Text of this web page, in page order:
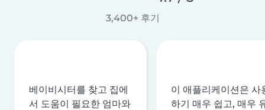
3,400+ 후기
베이비시터를 찾고 집에
서 도움이 필요한 엄마와
이 애플리케이션은 사
하기 매우 쉽고, 매우